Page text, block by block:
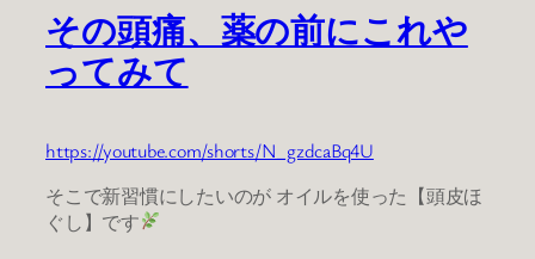
その頭痛、薬の前にこれや
ってみて
https://youtube.com/shorts/N_gzdcaBq4U
そこで新習慣にしたいのが オイルを使った【頭皮ほ
ぐし】です